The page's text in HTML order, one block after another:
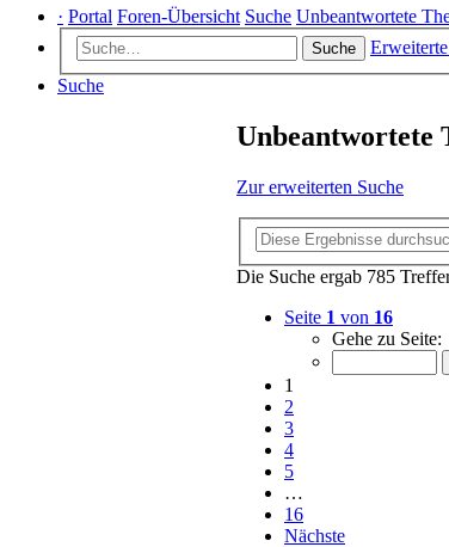
· Portal Foren-Übersicht Suche Unbeantwortete
Suche
Suche
Unbeantwortete
Zur erweiterten Suche
Die Suche ergab 785
Seite 1 von 16
Gehe zu Seite:
1
2
3
4
5
…
16
Nächste